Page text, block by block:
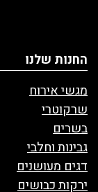
החנות שלנו
מגשי אירוח
שרקוטרי
בשרים
גבינות וחלבי
דגים מעושנים
ירקות כבושים